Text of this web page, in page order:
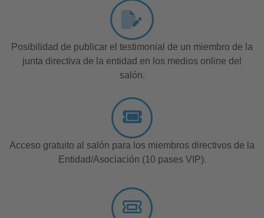
Posibilidad de publicar el testimonial de un miembro de la
junta directiva de la entidad en los medios online del
salón.
Acceso gratuito al salón para los miembros directivos de la
Entidad/Asociación (10 pases VIP).